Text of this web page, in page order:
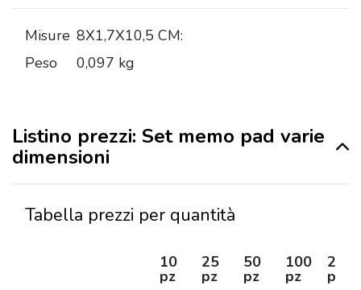
Misure 8X1,7X10,5 CM:
Peso
0,097 kg
Listino prezzi: Set memo pad varie
dimensioni
Tabella prezzi per quantità
10
pz
25
pz
50
pz
100
pz
250
pz